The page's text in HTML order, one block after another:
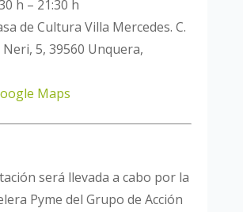
h – 21:30 h
de Cultura Villa Mercedes. C.
Neri, 5, 39560 Unquera,
Maps
será llevada a cabo por la
Pyme del Grupo de Acción